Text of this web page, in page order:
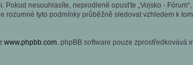
Pokud nesouhlasíte, neprodleně opusťte „Vojsko -
tyto podmínky průběžně sledovat vzhledem k
www.phpbb.com . phpBB software pouze zprostředkovává